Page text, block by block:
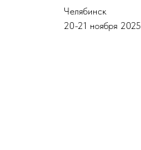
Челябинск
20-21 ноября 2025